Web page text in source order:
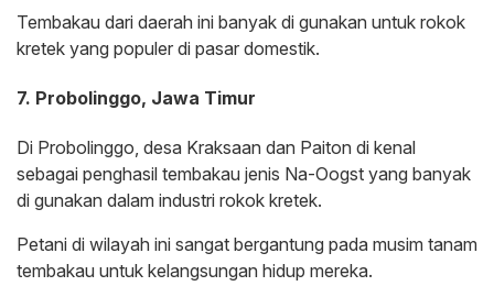
Tembakau dari daerah ini banyak di gunakan untuk rokok
kretek yang populer di pasar domestik.
7. Probolinggo, Jawa Timur
Di Probolinggo, desa Kraksaan dan Paiton di kenal
sebagai penghasil tembakau jenis Na-Oogst yang banyak
di gunakan dalam industri rokok kretek.
Petani di wilayah ini sangat bergantung pada musim tanam
tembakau untuk kelangsungan hidup mereka.